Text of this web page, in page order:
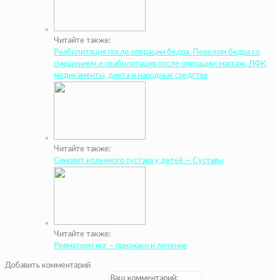
Читайте также:
Реабилитация после операции бедра. Перелом бедра со
смещением и реабилитация после операции: массаж, ЛФК,
медикаменты, диета и народные средства
Читайте также:
Синовит коленного сустава у детей — Суставы
Читайте также:
Ревматизм ног – признаки и лечение
Добавить комментарий